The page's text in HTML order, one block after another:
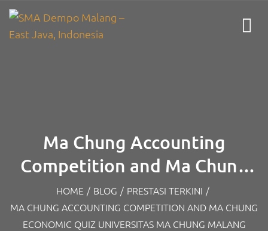
Ma Chung Accounting
Competition and Ma Chung
Economic Quiz Universitas Ma
Chung Malang
HOME / BLOG / PRESTASI TERKINI /
MA CHUNG ACCOUNTING COMPETITION AND MA CHUNG
ECONOMIC QUIZ UNIVERSITAS MA CHUNG MALANG